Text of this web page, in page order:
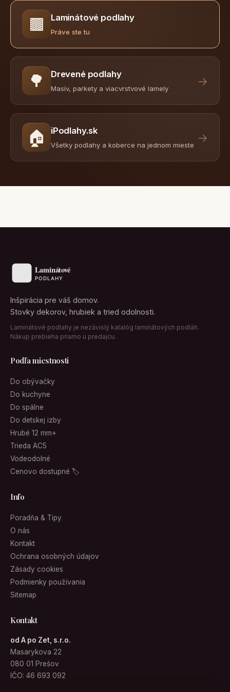
🟫 Laminátové podlahy
Práve ste tu
🌳 Drevené podlahy
Masív, parkety a viacvrstvové lamely
→
🏠 iPodlahy.sk
Všetky podlahy a koberce na jednom mieste
→
Inšpirácia pre váš domov.
Stovky dekorov, hrubiek a tried odolnosti.
Laminátové podlahy je nezávislý katalóg laminátových podláh.
Nákup prebieha priamo u predajcu.
Podľa miestnosti
Do obývačky
Do kuchyne
Do spálne
Do detskej izby
Hrubé 12 mm+
Trieda AC5
Vodeodolné
Cenovo dostupné 🏷
Info
Poradňa & Tipy
O nás
Kontakt
Ochrana osobných údajov
Zásady cookies
Podmienky používania
Sitemap
Kontakt
od A po Zet, s.r.o.
Masarykova 22
080 01 Prešov
IČO: 46 693 092